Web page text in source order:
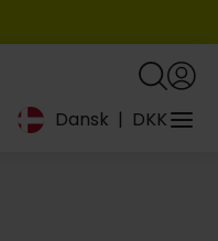
Dansk | DKK